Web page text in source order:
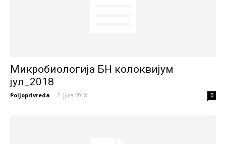
Микробиологија БН колоквијум
јул_2018
Poljoprivreda - 2. јула 2018. 0